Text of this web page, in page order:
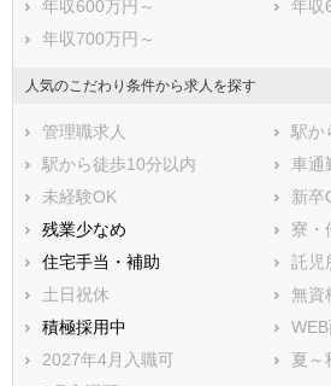
年収600万円～
年収
年収700万円～
人気のこだわり条件から求人を探す
管理職求人
駅か
駅から徒歩10分以内
車通
未経験OK
新卒
残業少なめ
寮・
住宅手当・補助
託児
土日祝休
無資
積極採用中
2027年4月入職可
夏～